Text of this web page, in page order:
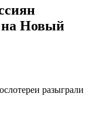
Новый
разыграли